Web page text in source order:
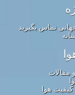
تماس بگیرید
مقالات
هوا